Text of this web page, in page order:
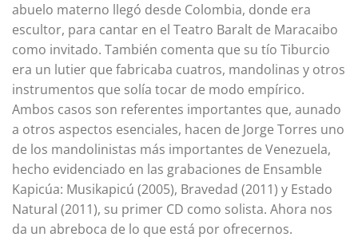
abuelo materno llegó desde Colombia, donde era
escultor, para cantar en el Teatro Baralt de Maracaibo
como invitado. También comenta que su tío Tiburcio
era un lutier que fabricaba cuatros, mandolinas y otros
instrumentos que solía tocar de modo empírico.
Ambos casos son referentes importantes que, aunado
a otros aspectos esenciales, hacen de Jorge Torres uno
de los mandolinistas más importantes de Venezuela,
hecho evidenciado en las grabaciones de Ensamble
Kapicúa: Musikapicú (2005), Bravedad (2011) y Estado
Natural (2011), su primer CD como solista. Ahora nos
da un abreboca de lo que está por ofrecernos.